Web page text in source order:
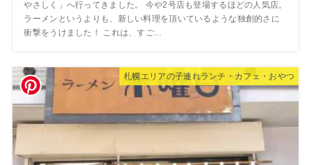
やさしく」へ行ってきました。 今や2号店も登場するほどの人気店。
ラーメンというよりも、新しい料理を頂いているような独創的さに
衝撃をうけました！ これは、すご...
札幌エリアの子連れランチ・カフェ・おやつ